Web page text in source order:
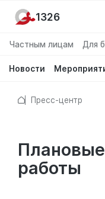
Частным лицам Для
Новости
1326
Пресс-центр
работы